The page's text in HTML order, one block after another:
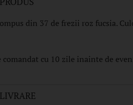
din 37 de frezii roz fucsia.
cu 10 zile inainte de